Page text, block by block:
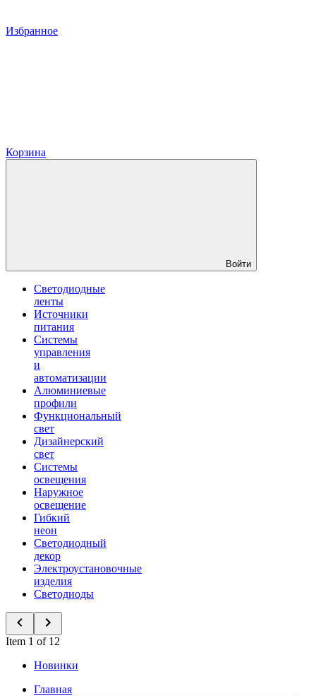
Избранное
Корзина
Войти
Светодиодные
ленты
Источники
питания
Системы
управления
и
автоматизации
Алюминиевые
профили
Функциональный
свет
Дизайнерский
свет
Системы
освещения
Наружное
освещение
Гибкий
неон
Светодиодный
декор
Электроустановочные
изделия
Светодиоды
Item 1 of 12
Новинки
Главная